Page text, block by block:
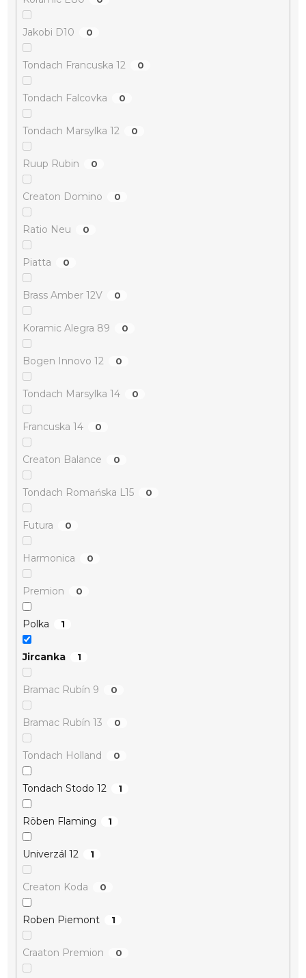
Jakobi D10 0
Tondach Francuska 12 0
Tondach Falcovka 0
Tondach Marsylka 12 0
Ruup Rubin 0
Creaton Domino 0
Ratio Neu 0
Piatta 0
Brass Amber 12V 0
Koramic Alegra 89 0
Bogen Innovo 12 0
Tondach Marsylka 14 0
Francuska 14 0
Creaton Balance 0
Tondach Romańska L15 0
Futura 0
Harmonica 0
Premion 0
Polka 1
Jircanka 1
Bramac Rubín 9 0
Bramac Rubín 13 0
Tondach Holland 0
Tondach Stodo 12 1
Röben Flaming 1
Univerzál 12 1
Creaton Koda 0
Roben Piemont 1
Craaton Premion 0